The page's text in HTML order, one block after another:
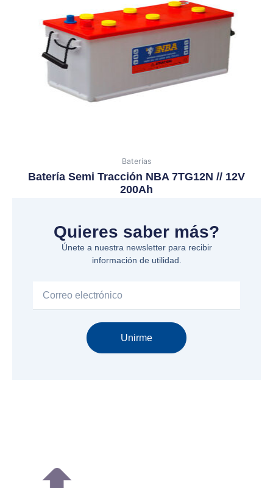
Baterías
Batería Semi Tracción NBA 7TG12N // 12V
200Ah
Quieres saber más?
Únete a nuestra newsletter para recibir
información de utilidad.
Unirme